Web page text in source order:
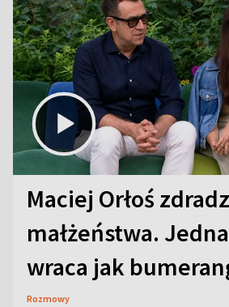
Maciej Orłoś
małżeństwa.
wraca jak
Rozmowy